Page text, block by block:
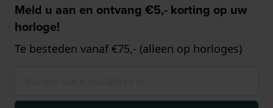
Meld u aan en ontvang €5,- korting op uw
horloge!
Te besteden vanaf €75,- (alleen op horloges)